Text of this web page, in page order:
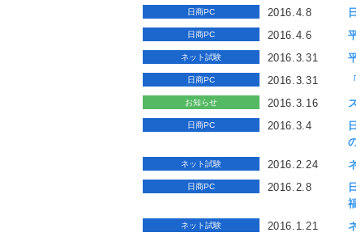
日商PC 2016.4.8
日商PC 2016.4.6
ネット試験 2016.3.31
日商PC 2016.3.31
お知らせ 2016.3.16
日商PC 2016.3.4
ネット試験 2016.2.24
日商PC 2016.2.8
ネット試験 2016.1.21